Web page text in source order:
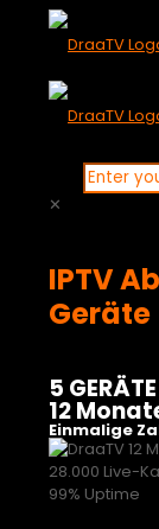
✕
IPTV
Geräte
5 GERÄTE
12
Einmalige